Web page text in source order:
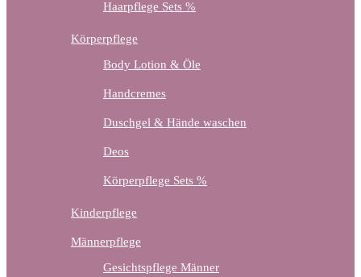
Haarpflege Sets %
Körperpflege
Body Lotion & Öle
Handcremes
Duschgel & Hände waschen
Deos
Körperpflege Sets %
Kinderpflege
Männerpflege
Gesichtspflege Männer